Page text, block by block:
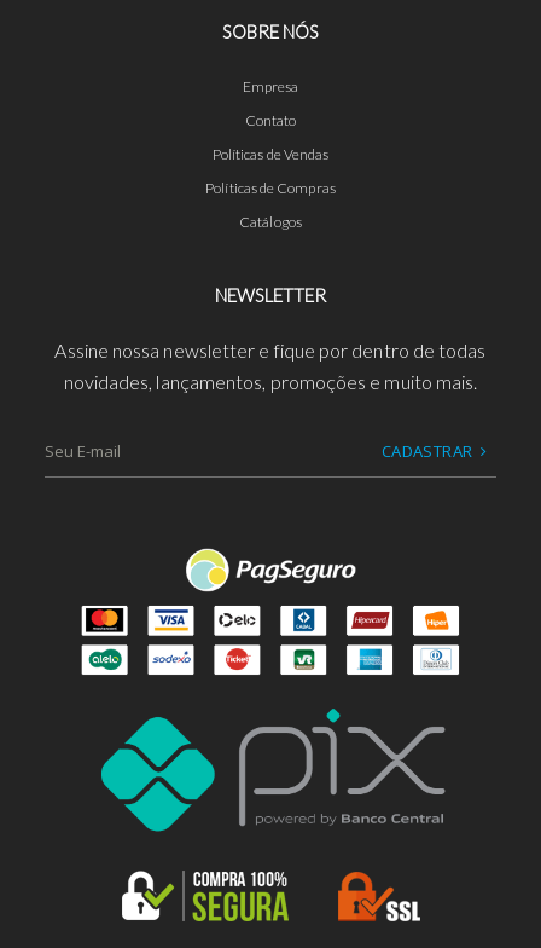
SOBRE NÓS
Empresa
Contato
Políticas de Vendas
Políticas de Compras
Catálogos
NEWSLETTER
Assine nossa newsletter e fique por dentro de todas
novidades, lançamentos, promoções e muito mais.
CADASTRAR